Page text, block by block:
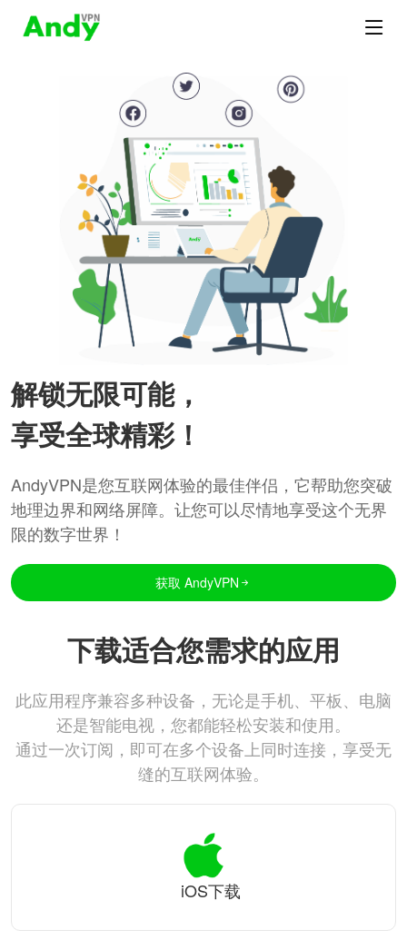
解锁无限可能，
享受全球精彩！
AndyVPN是您互联网体验的最佳伴侣，它帮助您突破
地理边界和网络屏障。让您可以尽情地享受这个无界
限的数字世界！
获取 AndyVPN
下载适合您需求的应用
此应用程序兼容多种设备，无论是手机、平板、电脑
还是智能电视，您都能轻松安装和使用。
通过一次订阅，即可在多个设备上同时连接，享受无
缝的互联网体验。
iOS下载